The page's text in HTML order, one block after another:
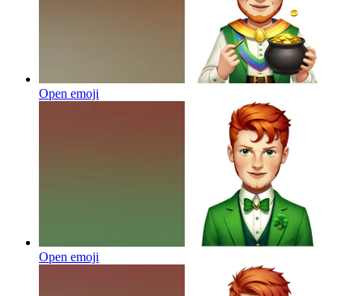
Open emoji
Open emoji